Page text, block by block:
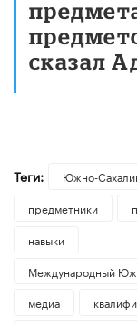
сказал
Теги: Южно-
предметники
навыки
Международный
медиа